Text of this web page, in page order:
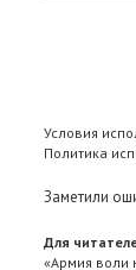
Условия
Политика
Заметили
Для
«Армия воли